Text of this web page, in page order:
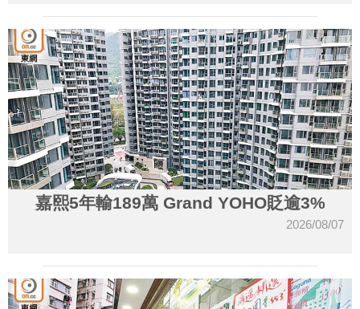
嘉熙5年輸189萬 Grand YOHO貶逾3%
2026/08/07